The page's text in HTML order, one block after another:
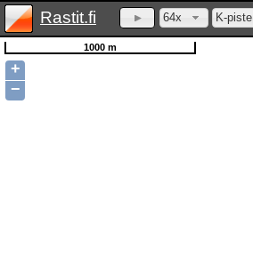
Rastit.fi 64x K-piste
1000 m
+
−